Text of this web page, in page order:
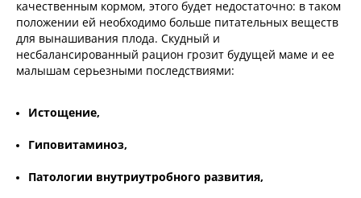
качественным кормом, этого будет недостаточно: в таком
положении ей необходимо больше питательных веществ
для вынашивания плода. Скудный и
несбалансированный рацион грозит будущей маме и ее
малышам серьезными последствиями:
Истощение,
Гиповитаминоз,
Патологии внутриутробного развития,